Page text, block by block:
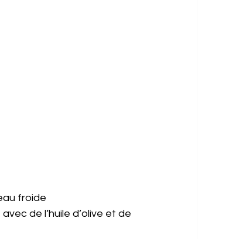
froide
de l’huile d’olive et de